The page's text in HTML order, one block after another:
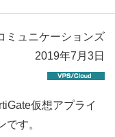
ミュニケーションズ
2019年7月3日
仮想アプライ
す。